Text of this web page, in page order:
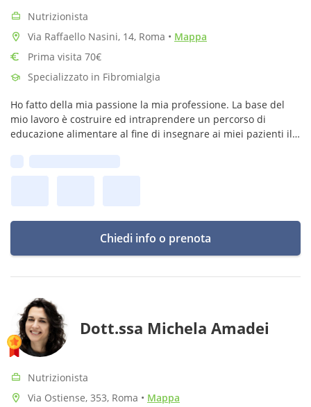
Nutrizionista
Via Raffaello Nasini, 14, Roma • Mappa
Prima visita 70€
Specializzato in Fibromialgia
Ho fatto della mia passione la mia professione. La base del
mio lavoro è costruire ed intraprendere un percorso di
educazione alimentare al fine di insegnare ai miei pazienti il
Chiedi info o prenota
Dott.ssa Michela Amadei
Nutrizionista
Via Ostiense, 353, Roma • Mappa